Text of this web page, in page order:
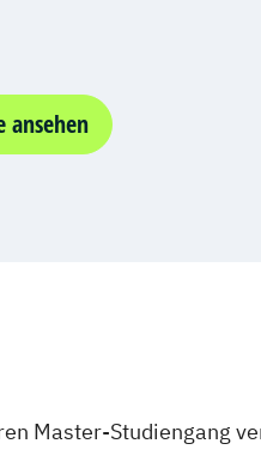
ansehen
Master-Studiengang